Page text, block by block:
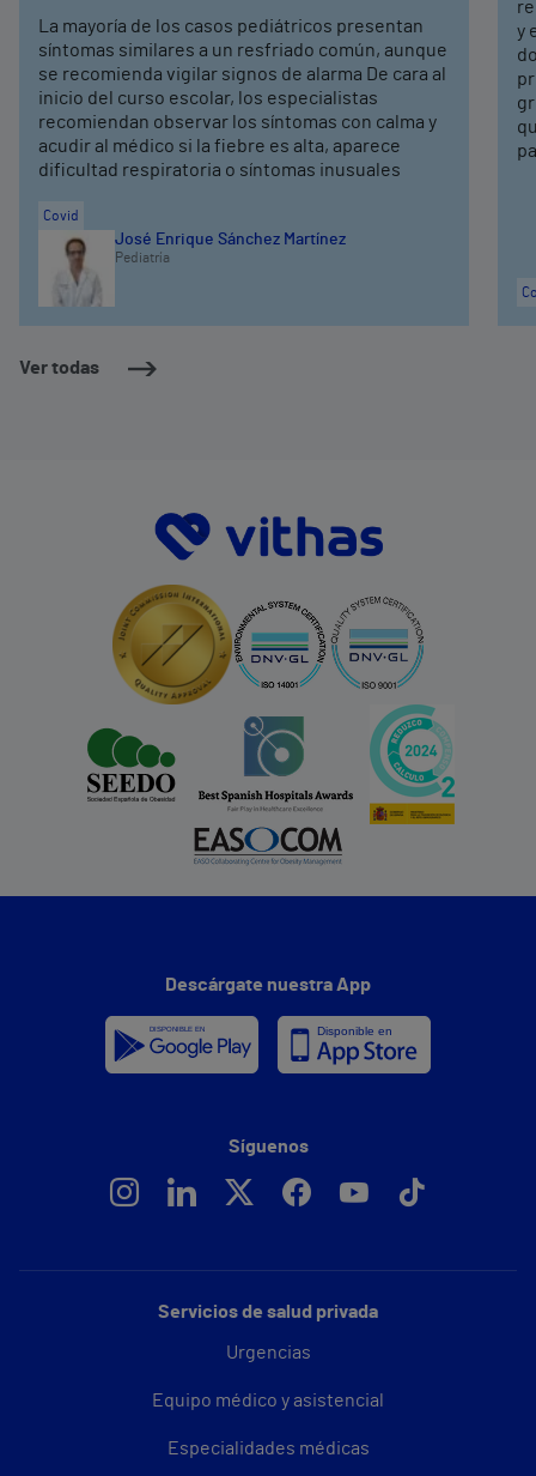
Ver todas
La mayoría de los casos pediátricos presentan
síntomas similares a un resfriado común, aunque
se recomienda vigilar signos de alarma De cara al
inicio del curso escolar, los especialistas
recomiendan observar los síntomas con calma y
acudir al médico si la fiebre es alta, aparece
dificultad respiratoria o síntomas inusuales
Covid
José Enrique Sánchez Martínez
Pediatría
y
Servicios de salud privada
Urgencias
Equipo médico y asistencial
Especialidades médicas
Descárgate nuestra App
Síguenos